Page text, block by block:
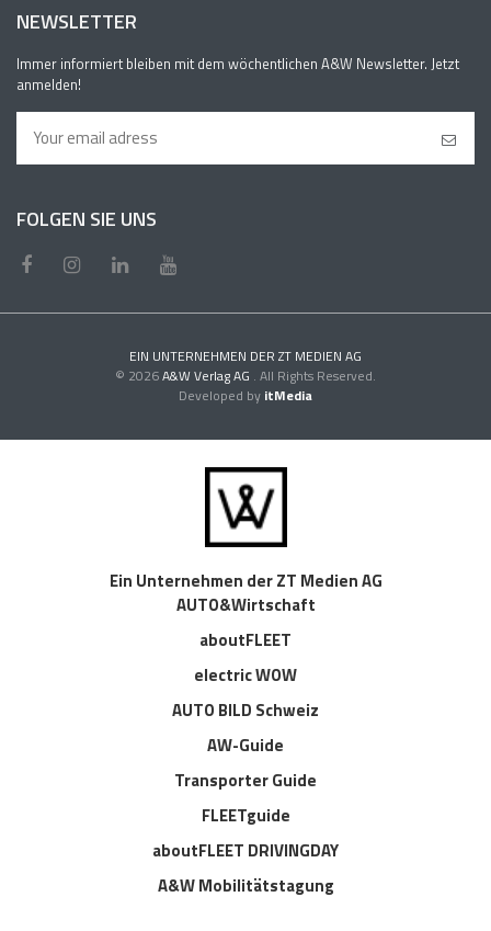
NEWSLETTER
Immer informiert bleiben mit dem wöchentlichen A&W Newsletter. Jetzt
anmelden!
FOLGEN SIE UNS
EIN UNTERNEHMEN DER ZT MEDIEN AG
© 2026A&W Verlag AG . All Rights Reserved.
Developed by itMedia
Ein Unternehmen der ZT Medien AG
AUTO&Wirtschaft
aboutFLEET
electric WOW
AUTO BILD Schweiz
AW-Guide
Transporter Guide
FLEETguide
aboutFLEET DRIVINGDAY
A&W Mobilitätstagung